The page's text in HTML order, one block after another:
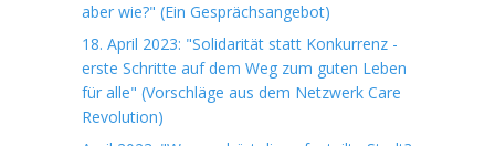
aber wie?" (Ein Gesprächsangebot)
18. April 2023: "Solidarität statt Konkurrenz -
erste Schritte auf dem Weg zum guten Leben
für alle" (Vorschläge aus dem Netzwerk Care
Revolution)